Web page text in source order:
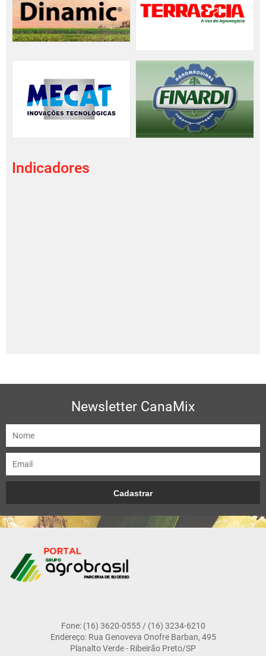
Indicadores
Newsletter CanaMix
Fone: (16) 3620-0555 / (16) 3234-6210
Endereço: Rua Genoveva Onofre Barban, 495
Planalto Verde - Ribeirão Preto/SP